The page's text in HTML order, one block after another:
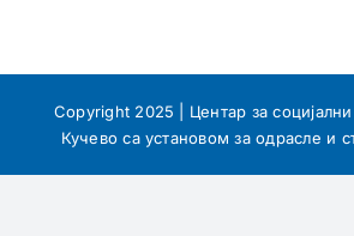
Copyright 2025 | Центар за
Кучево са установом за одрасле и